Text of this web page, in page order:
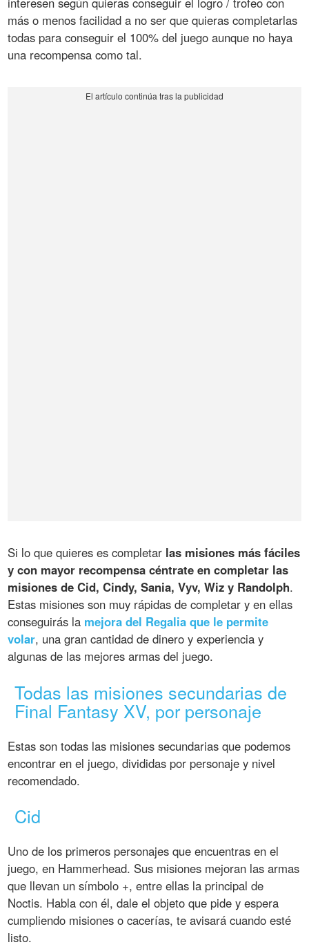
más o menos facilidad a no ser que quieras completarlas
todas para conseguir el 100% del juego aunque no haya
una recompensa como tal.
Si lo que quieres es completar las misiones más fáciles
y con mayor recompensa céntrate en completar las
misiones de Cid, Cindy, Sania, Vyv, Wiz y Randolph.
Estas misiones son muy rápidas de completar y en ellas
conseguirás la mejora del Regalia que le permite
volar, una gran cantidad de dinero y experiencia y
algunas de las mejores armas del juego.
Todas las misiones secundarias de
Final Fantasy XV, por personaje
Estas son todas las misiones secundarias que podemos
encontrar en el juego, divididas por personaje y nivel
recomendado.
Cid
Uno de los primeros personajes que encuentras en el
juego, en Hammerhead. Sus misiones mejoran las armas
que llevan un símbolo +, entre ellas la principal de
Noctis. Habla con él, dale el objeto que pide y espera
cumpliendo misiones o cacerías, te avisará cuando esté
listo.